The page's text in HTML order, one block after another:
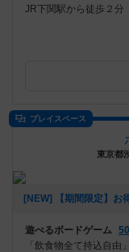
JR下関駅から徒歩２
プレイスペース
東京都
遊べるボードゲーム
「飲食物全て持込自